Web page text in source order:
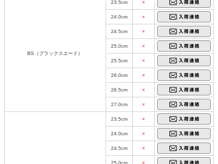
BS（ブラックスエード）
23.5cm ×
24.0cm ×
24.5cm ×
25.0cm ×
25.5cm ×
26.0cm ×
26.5cm ×
27.0cm ×
23.5cm ×
24.0cm ×
24.5cm ×